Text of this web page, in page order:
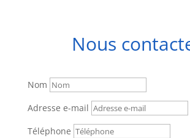
Nous
Nom
Adresse e-mail
Téléphone